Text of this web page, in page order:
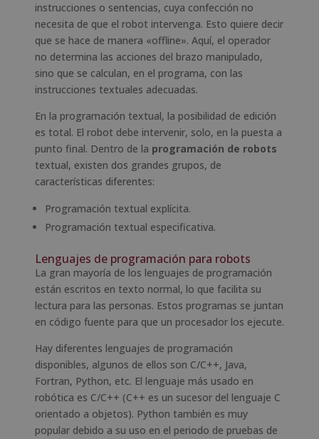
instrucciones o sentencias, cuya confección no
necesita de que el robot intervenga. Esto quiere decir
que se hace de manera «offline». Aquí, el operador
no determina las acciones del brazo manipulado,
sino que se calculan, en el programa, con las
instrucciones textuales adecuadas.
En la programación textual, la posibilidad de edición
es total. El robot debe intervenir, solo, en la puesta a
punto final. Dentro de la programación de robots
textual, existen dos grandes grupos, de
características diferentes:
Programación textual explícita.
Programación textual especificativa.
Lenguajes de programación para robots
La gran mayoría de los lenguajes de programación
están escritos en texto normal, lo que facilita su
lectura para las personas. Estos programas se juntan
en código fuente para que un procesador los ejecute.
Hay diferentes lenguajes de programación
disponibles, algunos de ellos son C/C++, Java,
Fortran, Python, etc. El lenguaje más usado en
robótica es C/C++ (C++ es un sucesor del lenguaje C
orientado a objetos). Python también es muy
popular debido a su uso en el periodo de pruebas de